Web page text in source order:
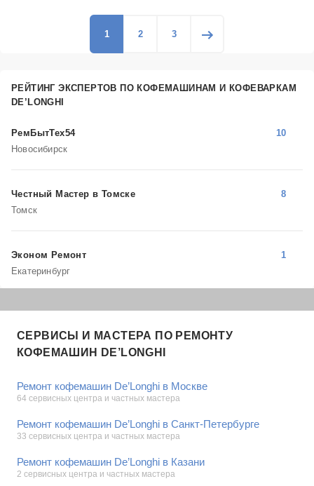
1 2 3
РЕЙТИНГ ЭКСПЕРТОВ ПО КОФЕМАШИНАМ И КОФЕВАРКАМ
DE’LONGHI
РемБытТех54
Новосибирск
10
Честный Мастер в Томске
Томск
8
Эконом Ремонт
Екатеринбург
1
СЕРВИСЫ И МАСТЕРА ПО РЕМОНТУ
КОФЕМАШИН DE’LONGHI
Ремонт кофемашин De’Longhi в Москве
64 сервисных центра и частных мастера
Ремонт кофемашин De’Longhi в Санкт-Петербурге
33 сервисных центра и частных мастера
Ремонт кофемашин De’Longhi в Казани
2 сервисных центра и частных мастера